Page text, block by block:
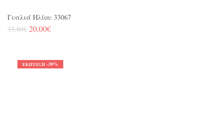
Γυαλιά Ηλίου 33067
33,80€ 20,00€
ΈΚΠΤΩΣΗ -39%